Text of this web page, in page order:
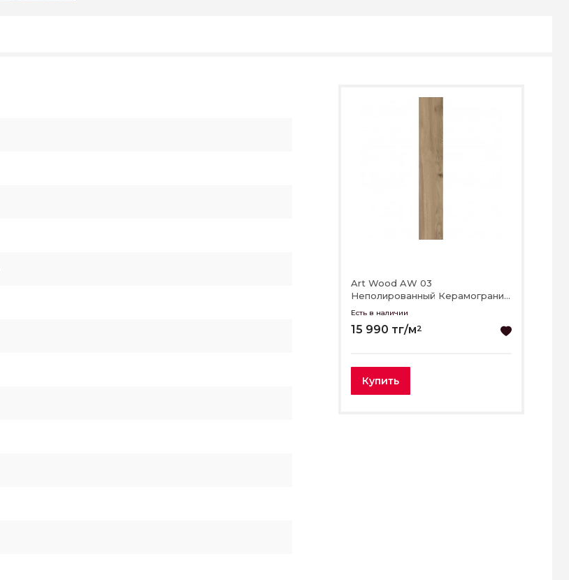
Art Wood AW 03
Неполированный Керамогранит
19,4x120
Есть в наличии
15 990 тг/м2
Купить